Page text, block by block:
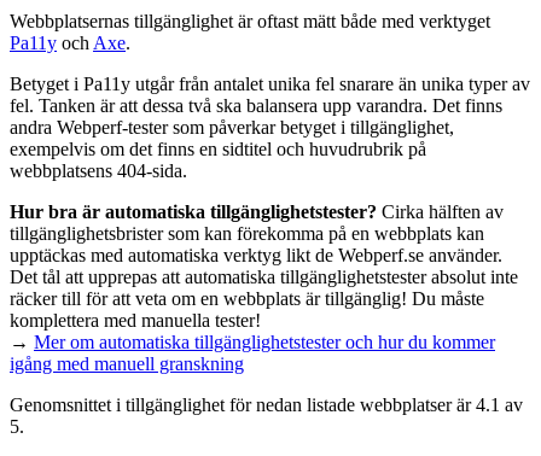
Webbplatsernas tillgänglighet är oftast mätt både med verktyget
Pa11y och Axe.
Betyget i Pa11y utgår från antalet unika fel snarare än unika typer av
fel. Tanken är att dessa två ska balansera upp varandra. Det finns
andra Webperf-tester som påverkar betyget i tillgänglighet,
exempelvis om det finns en sidtitel och huvudrubrik på
webbplatsens 404-sida.
Hur bra är automatiska tillgänglighets­tester? Cirka hälften av
tillgänglighets­brister som kan förekomma på en webbplats kan
upptäckas med automatiska verktyg likt de Webperf.se använder.
Det tål att upprepas att automatiska tillgänglighets­tester absolut inte
räcker till för att veta om en webbplats är tillgänglig! Du måste
komplettera med manuella tester!
→ Mer om automatiska tillgänglighets­tester och hur du kommer
igång med manuell granskning
Genomsnittet i tillgänglighet för nedan listade webbplatser är 4.1 av
5.